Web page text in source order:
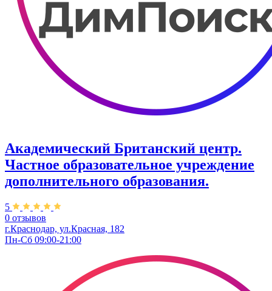
Академический Британский центр.
Частное образовательное учреждение
дополнительного образования.
5
0 отзывов
г.Краснодар, ул.Красная, 182
Пн-Сб 09:00-21:00